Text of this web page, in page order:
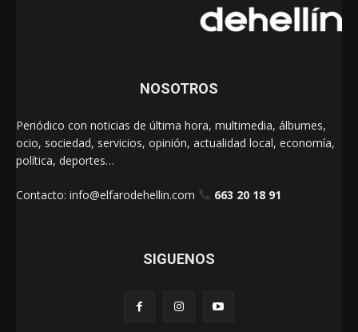
NOSOTROS
Periódico con noticias de última hora, multimedia, álbumes,
ocio, sociedad, servicios, opinión, actualidad local, economía,
política, deportes…
Contacto: info@elfarodehellin.com 663 20 18 91
SIGUENOS